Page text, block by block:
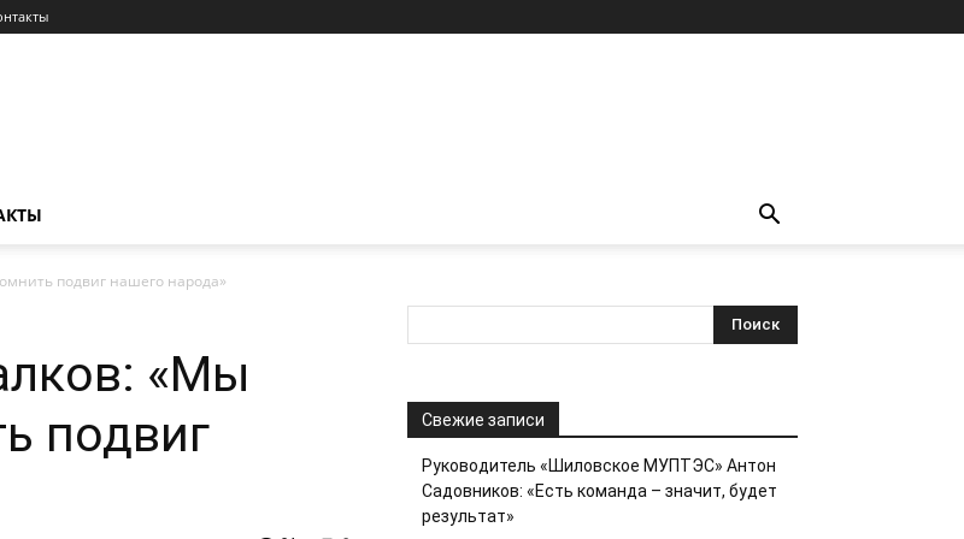
подвиг нашего народа»
«Мы
подвиг
Свежие записи
Руководитель «Шиловское МУПТЭС» Антон
Садовников: «Есть команда – значит, будет
результат»